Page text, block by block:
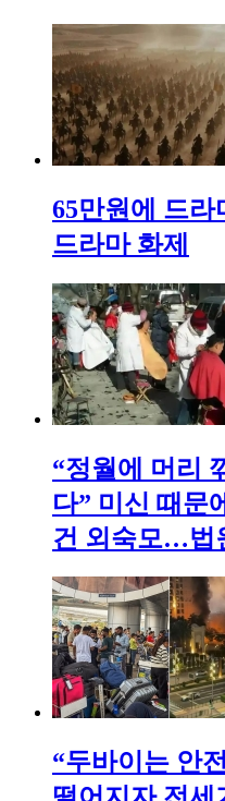
65만원에 드
드라마 화제
“정월에 머리
다” 미신 때문
건 외숙모…법
“두바이는 안